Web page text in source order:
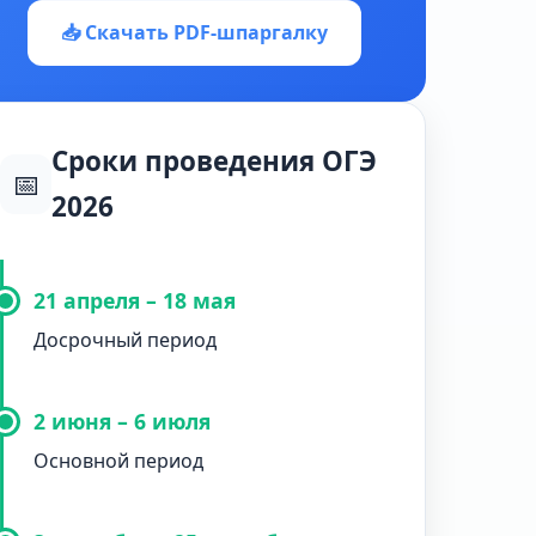
📥 Скачать PDF-шпаргалку
📅
Сроки проведения ОГЭ
2026
21 апреля – 18 мая
Досрочный период
2 июня – 6 июля
Основной период